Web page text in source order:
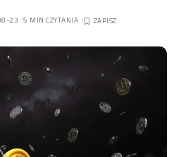
23 5 MIN CZYTANIA